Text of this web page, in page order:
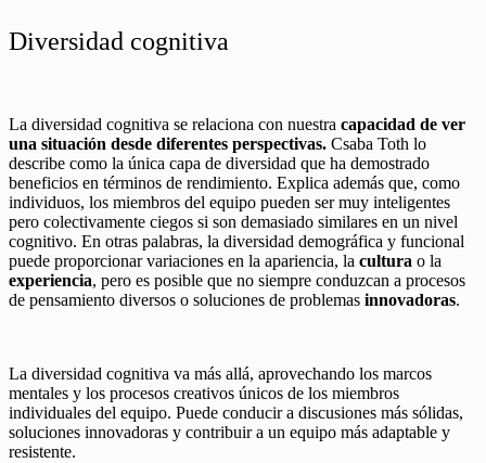
Diversidad cognitiva
La diversidad cognitiva se relaciona con nuestra capacidad de ver
una situación desde diferentes perspectivas. Csaba Toth lo
describe como la única capa de diversidad que ha demostrado
beneficios en términos de rendimiento. Explica además que, como
individuos, los miembros del equipo pueden ser muy inteligentes
pero colectivamente ciegos si son demasiado similares en un nivel
cognitivo. En otras palabras, la diversidad demográfica y funcional
puede proporcionar variaciones en la apariencia, la cultura o la
experiencia, pero es posible que no siempre conduzcan a procesos
de pensamiento diversos o soluciones de problemas innovadoras.
La diversidad cognitiva va más allá, aprovechando los marcos
mentales y los procesos creativos únicos de los miembros
individuales del equipo. Puede conducir a discusiones más sólidas,
soluciones innovadoras y contribuir a un equipo más adaptable y
resistente.